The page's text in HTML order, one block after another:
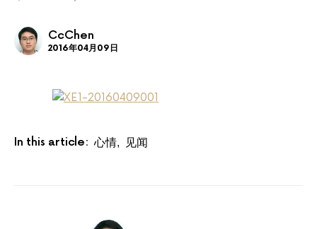
CcChen
2016年04月09日
In this article: 心情, 见闻